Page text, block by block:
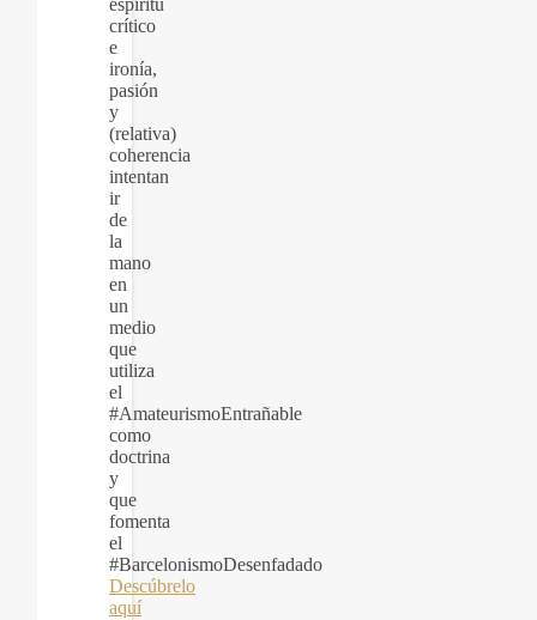
espíritu
crítico
e
ironía,
pasión
y
(relativa)
coherencia
intentan
ir
de
la
mano
en
un
medio
que
utiliza
el
#AmateurismoEntrañable
como
doctrina
y
que
fomenta
el
#BarcelonismoDesenfadado
Descúbrelo
aquí